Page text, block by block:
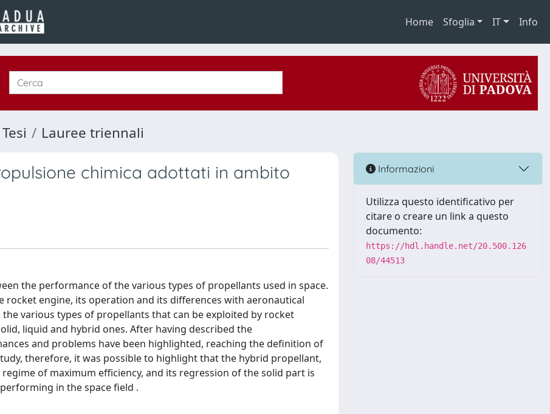
Home Sfoglia IT Info
Tesi Lauree triennali
chimica adottati in ambito
the performance of the various types of propellants used in space.
engine, its operation and its differences with aeronautical
various types of propellants that can be exploited by rocket
liquid and hybrid ones. After having described the
and problems have been highlighted, reaching the definition of
therefore, it was possible to highlight that the hybrid propellant,
of maximum efficiency, and its regression of the solid part is
in the space field .
Informazioni
Utilizza questo identificativo per
citare o creare un link a questo
documento:
https://hdl.handle.net/20.500.126
08/44513